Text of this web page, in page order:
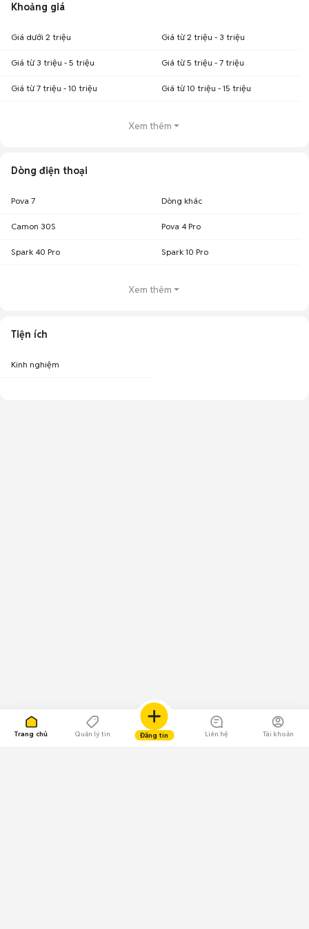
Trang chủ Quản lý tin Đăng tin Liên hệ Tài khoản
Khoảng giá
Giá dưới 2 triệu Giá từ 2 triệu - 3 triệu
Giá từ 3 triệu - 5 triệu Giá từ 5 triệu - 7 triệu
Giá từ 7 triệu - 10 triệu Giá từ 10 triệu - 15 triệu
Xem thêm
Dòng điện thoại
Pova 7 Dòng khác
Camon 30S Pova 4 Pro
Spark 40 Pro Spark 10 Pro
Xem thêm
Tiện ích
Kinh nghiệm